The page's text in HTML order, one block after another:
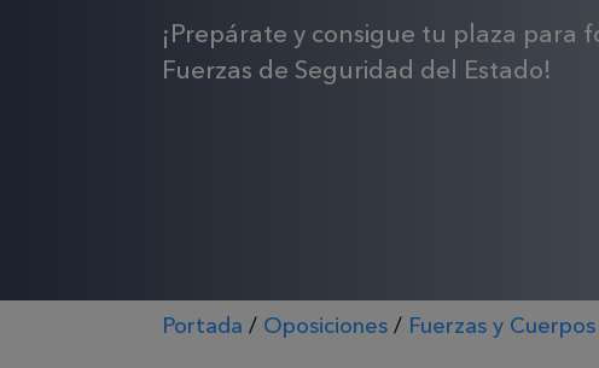
¡Prepárate y consigue tu plaza para
Fuerzas de Seguridad del Estado!
Portada / Oposiciones / Fuerzas y